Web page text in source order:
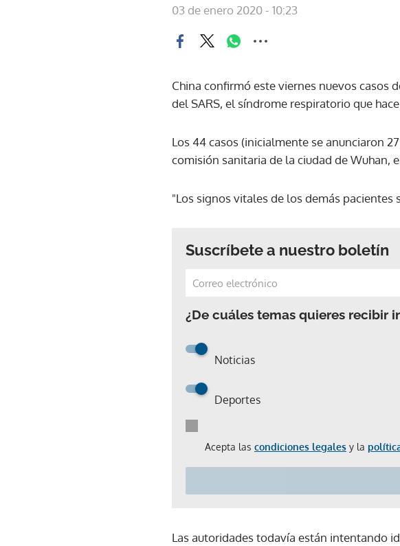
03 de enero 2020 - 10:23
China confirmó este viernes nuevos casos
del SARS, el síndrome respiratorio que
Los 44 casos (inicialmente se anunciaron
comisión sanitaria de la ciudad de Wuhan,
"Los signos vitales de los demás
Suscríbete a nuestro boletín
¿De cuáles temas quieres recibir
Noticias
Deportes
Acepta las condiciones legales y la
Las autoridades todavía están intentando